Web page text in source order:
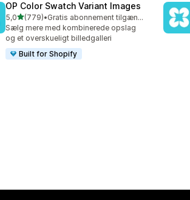
OP Color Swatch Variant Images
5,0ud af 5 stjerner
(779)
779 anmeldelser i alt
•
Gratis abonnement tilgængeligt
Sælg mere med kombinerede opslag
og et overskueligt billedgalleri
Built for Shopify